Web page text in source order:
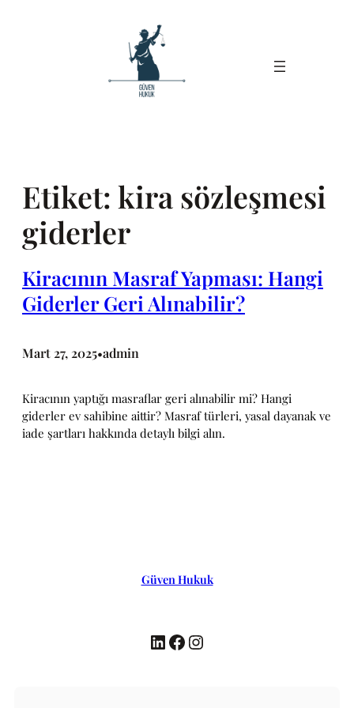
Etiket: kira sözleşmesi
giderler
Kiracının Masraf Yapması: Hangi
Giderler Geri Alınabilir?
Mart 27, 2025•admin
Kiracının yaptığı masraflar geri alınabilir mi? Hangi
giderler ev sahibine aittir? Masraf türleri, yasal dayanak ve
iade şartları hakkında detaylı bilgi alın.
Güven Hukuk
LinkedIn Facebook Instagram